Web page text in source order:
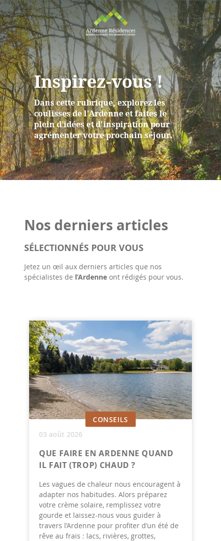
Inspirez-vous !
Dans cette rubrique, explorez les
coulisses de l’Ardenne et faites le
plein d’idées et d'inspiration pour
agrémenter votre prochain séjour.
Nos derniers articles
SÉLECTIONNÉS POUR VOUS
Jetez un œil aux derniers articles que nos
spécialistes de l’Ardenne ont rédigés pour vous.
CONSEILS
03 août 2026
QUE FAIRE EN ARDENNE QUAND
IL FAIT (TROP) CHAUD ?
Les vagues de chaleur nous encouragent à
adapter nos habitudes. Alors préparez
votre crème solaire, remplissez votre
gourde et laissez-nous vous guider à
travers l’Ardenne pour profiter d’un été de
rêve au frais : lacs, rivières, grottes,